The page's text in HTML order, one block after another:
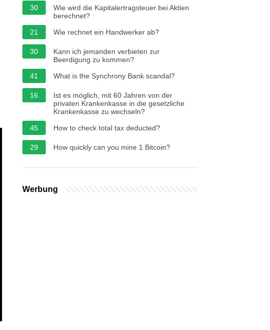
30
Wie wird die Kapitalertragsteuer bei Aktien
berechnet?
21
Wie rechnet ein Handwerker ab?
30
Kann ich jemanden verbieten zur
Beerdigung zu kommen?
41
What is the Synchrony Bank scandal?
16
Ist es möglich, mit 60 Jahren von der
privaten Krankenkasse in die gesetzliche
Krankenkasse zu wechseln?
45
How to check total tax deducted?
29 How quickly can you mine 1 Bitcoin?
Werbung